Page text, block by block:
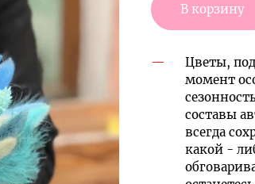
В корзину
Цветы,
момент
составы
всегда
какой -